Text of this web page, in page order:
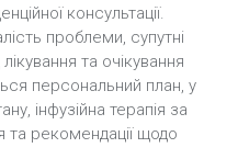
консультації.
проблеми, супутні
та очікування
персональний план, у
інфузійна терапія за
рекомендації щодо